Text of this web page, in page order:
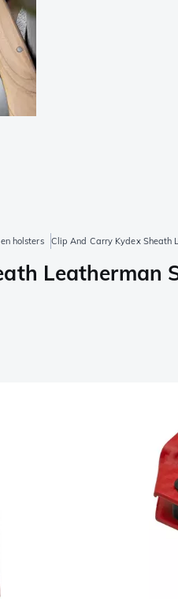
holsters Clip And Carry Kydex Sheath
Leatherman